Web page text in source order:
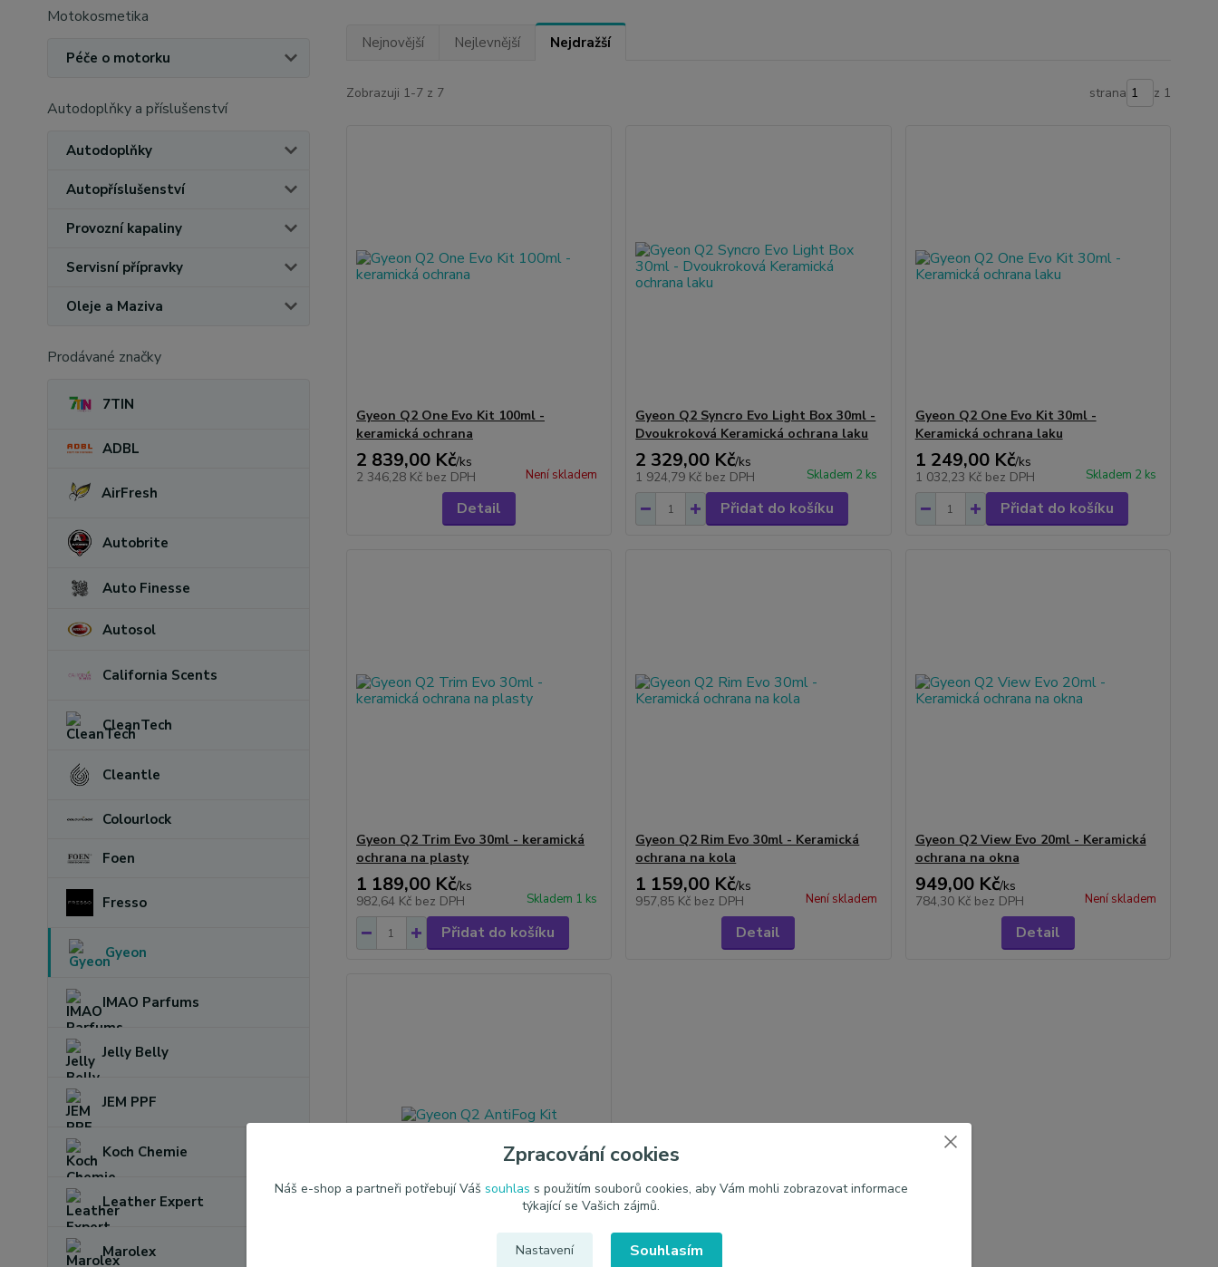
Motokosmetika
Péče o motorku
Autodoplňky a příslušenství
Autodoplňky
Autopříslušenství
Provozní kapaliny
Servisní přípravky
Oleje a Maziva
Prodávané značky
7TIN
ADBL
AirFresh
Autobrite
Auto Finesse
Autosol
California Scents
CleanTech
Cleantle
Colourlock
Foen
Fresso
Gyeon
IMAO Parfums
Jelly Belly
JEM PPF
Koch Chemie
Leather Expert
Marolex
Nejnovější Nejlevnější Nejdražší
Zobrazuji 1-7 z 7 strana z 1
Gyeon Q2 One Evo Kit 100ml -
keramická ochrana
2 839,00 Kč/ks
2 346,28 Kč bez DPH Není skladem
Detail
Gyeon Q2 Syncro Evo Light Box 30ml -
Dvoukroková Keramická ochrana laku
2 329,00 Kč/ks
1 924,79 Kč bez DPH Skladem 2 ks
Přidat do košíku
Gyeon Q2 One Evo Kit 30ml -
Keramická ochrana laku
1 249,00 Kč/ks
1 032,23 Kč bez DPH Skladem 2 ks
Přidat do košíku
Gyeon Q2 Trim Evo 30ml - keramická
ochrana na plasty
1 189,00 Kč/ks
982,64 Kč bez DPH Skladem 1 ks
Přidat do košíku
Gyeon Q2 Rim Evo 30ml - Keramická
ochrana na kola
1 159,00 Kč/ks
957,85 Kč bez DPH Není skladem
Detail
Gyeon Q2 View Evo 20ml - Keramická
ochrana na okna
949,00 Kč/ks
784,30 Kč bez DPH Není skladem
Detail
Zpracování cookies
Náš e-shop a partneři potřebují Váš souhlas s použitím souborů cookies, aby Vám mohli zobrazovat informace
týkající se Vašich zájmů.
Nastavení Souhlasím